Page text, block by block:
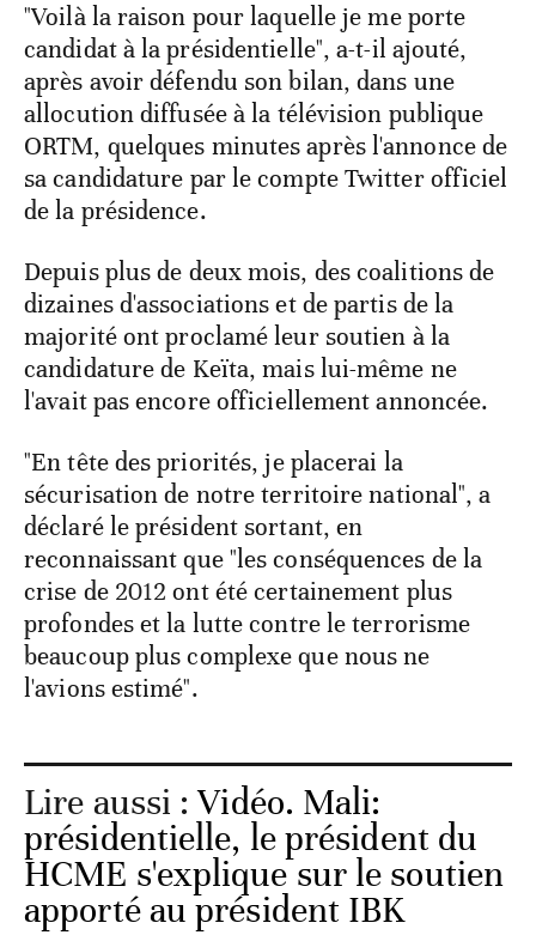
"Voilà la raison pour laquelle je me porte
candidat à la présidentielle", a-t-il ajouté,
après avoir défendu son bilan, dans une
allocution diffusée à la télévision publique
ORTM, quelques minutes après l'annonce de
sa candidature par le compte Twitter officiel
de la présidence.
Depuis plus de deux mois, des coalitions de
dizaines d'associations et de partis de la
majorité ont proclamé leur soutien à la
candidature de Keïta, mais lui-même ne
l'avait pas encore officiellement annoncée.
"En tête des priorités, je placerai la
sécurisation de notre territoire national", a
déclaré le président sortant, en
reconnaissant que "les conséquences de la
crise de 2012 ont été certainement plus
profondes et la lutte contre le terrorisme
beaucoup plus complexe que nous ne
l'avions estimé".
Lire aussi :Vidéo. Mali:
présidentielle, le président du
HCME s'explique sur le soutien
apporté au président IBK